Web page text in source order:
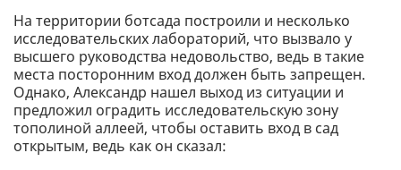
На территории ботсада построили и несколько
исследовательских лабораторий, что вызвало у
высшего руководства недовольство, ведь в такие
места посторонним вход должен быть запрещен.
Однако, Александр нашел выход из ситуации и
предложил оградить исследовательскую зону
тополиной аллеей, чтобы оставить вход в сад
открытым, ведь как он сказал: